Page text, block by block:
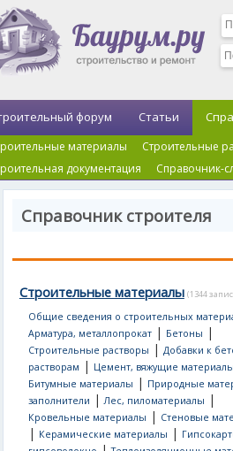
форум Статьи
материалы Строительные
документация
Справочник-
Справочник строителя
Строительные материалы (1344
Общие сведения о строительных
Арматура, металлопрокат| Бетоны |
Строительные растворы | Добавки к
растворам | Цемент, вяжущие материалы
Битумные материалы | Природные
заполнители |Лес, пиломатериалы |
Кровельные материалы | Стеновые
| Керамические материалы |